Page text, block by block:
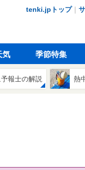
tenki.jpトップ｜
気 季節特集
報士の解説 熱